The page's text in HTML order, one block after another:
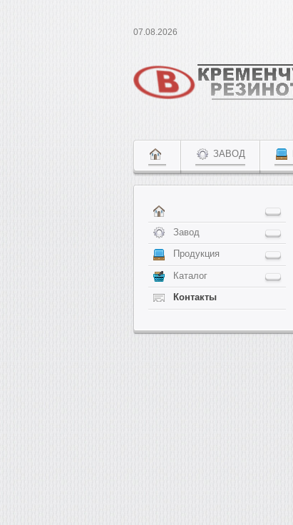
07.08.2026
ЗАВОД
Завод
Продукция
Каталог
Контакты